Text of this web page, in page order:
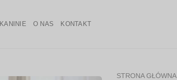
O NAS KONTAKT
STRONA GŁÓWNA